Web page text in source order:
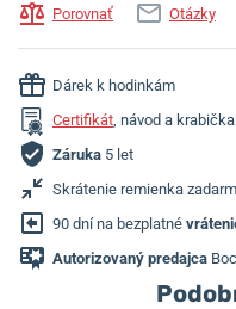
Porovnať Otázky
Dárek k hodinkám
Certifikát, návod a krabička
Záruka 5 let
Skrátenie remienka
90 dní na bezplatné
Autorizovaný predajca